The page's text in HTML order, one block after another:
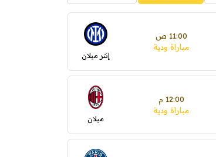
11:00 ص
مباراة ودية
إنتر ميلان
12:00 م
مباراة ودية
ميلان